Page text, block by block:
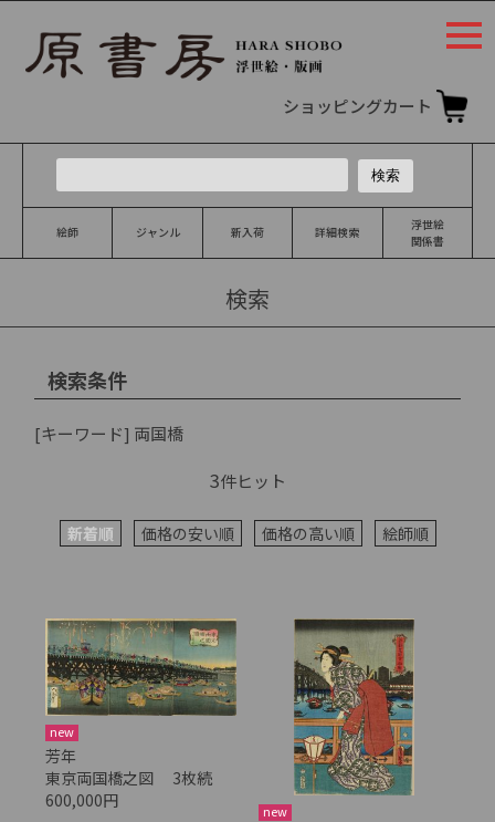
ショッピングカート
絵師 ジャンル 新入荷 詳細検索
浮世絵
関係書
検索
検索条件
[キーワード] 両国橋
3件ヒット
新着順 価格の安い順 価格の高い順 絵師順
new
芳年
東京両国橋之図 3枚続
600,000円
new